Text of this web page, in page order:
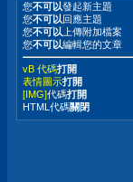
您不可以發起新主題
您不可以回應主題
您不可以 上傳附加檔案
您不可以編輯您的文章
vB 代碼打開
表情圖示打開
[IMG]代碼打開
HTML代碼關閉